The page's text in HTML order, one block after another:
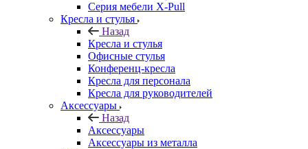
Серия мебели X-Pull
Кресла и стулья
Назад
Кресла и стулья
Офисные стулья
Конференц-кресла
Кресла для персонала
Кресла для руководителей
Аксессуары
Назад
Аксессуары
Аксессуары из металла